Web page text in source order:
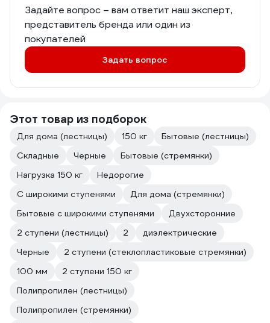
Задайте вопрос – вам ответит наш эксперт,
представитель бренда или один из
покупателей
Задать вопрос
Этот товар из подборок
Для дома (лестницы) 150 кг
Бытовые (лестницы)
Складные
Чeрные
Бытовые (стремянки)
Нагрузка 150 кг
Недорогие
С широкими ступенями
Для дома (стремянки)
Бытовые с широкими ступенями
Двухсторонние
2 ступени (лестницы)
2
диэлектрические
Черные
2 ступени (стеклопластиковые стремянки)
100 мм
2 ступени 150 кг
Полипропилен (лестницы)
Полипропилен (стремянки)